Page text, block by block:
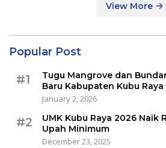
View More
Popular Post
#1
Tugu Mangrove dan
Baru Kabupaten Kubu Raya
January 2, 2026
#2
UMK Kubu Raya 2026 Naik
Upah Minimum
December 23, 2025